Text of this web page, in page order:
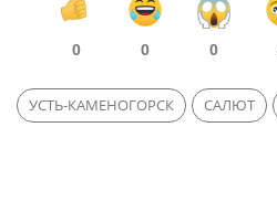
0 0 0
УСТЬ-КАМЕНОГОРСК САЛЮТ